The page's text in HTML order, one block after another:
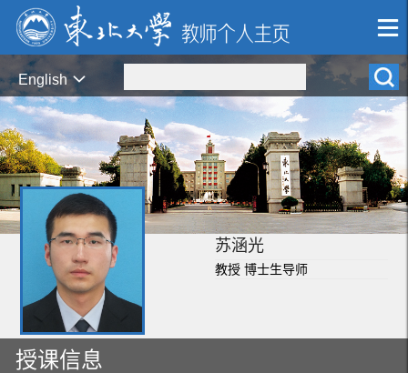
English
苏涵光
教授 博士生导师
授课信息